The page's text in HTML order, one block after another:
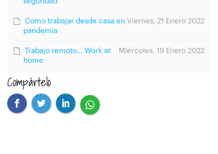
Viernes, 21 Enero 2022
Como trabajar desde casa en
pandemia
Miércoles, 19 Enero 2022
Trabajo remoto… Work at
home
Compártelo